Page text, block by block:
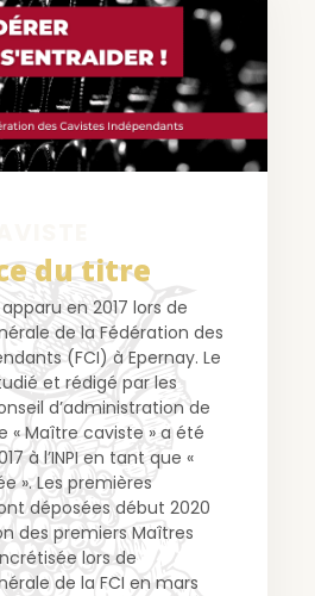
du titre
en 2017 lors de
de la Fédération des
(FCI) à Epernay. Le
et rédigé par les
d’administration de
« Maître caviste » a été
à l’INPI en tant que «
». Les premières
déposées début 2020
des premiers Maîtres
lors de
de la FCI en mars